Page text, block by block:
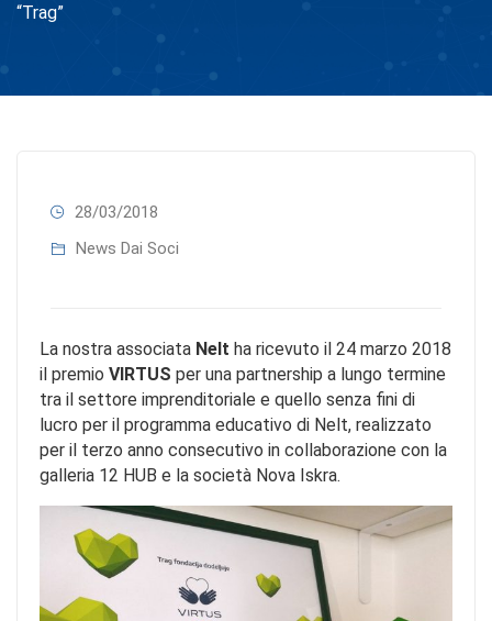
“Trag”
28/03/2018
News Dai Soci
La nostra associata Nelt ha ricevuto il 24 marzo 2018
il premio VIRTUS per una partnership a lungo termine
tra il settore imprenditoriale e quello senza fini di
lucro per il programma educativo di Nelt, realizzato
per il terzo anno consecutivo in collaborazione con la
galleria 12 HUB e la società Nova Iskra.